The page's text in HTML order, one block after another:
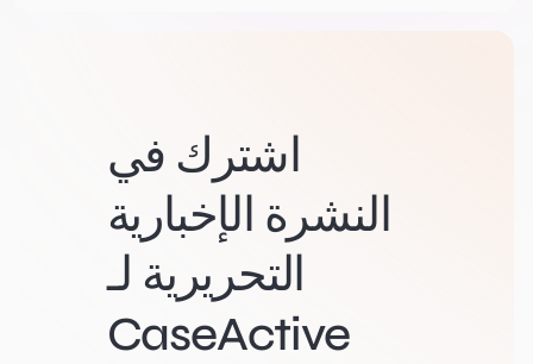
اشترك في
النشرة الإخبارية
التحريرية لـ
CaseActive